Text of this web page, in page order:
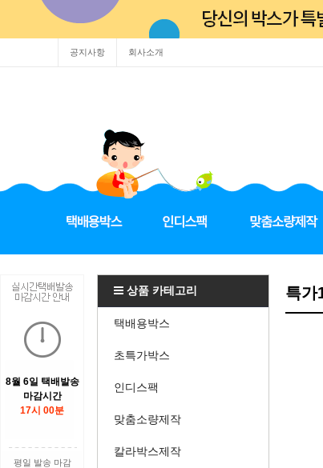
공지사항 회사소개
8월 6일 택배발송
마감시간
17시 00분
평일 발송 마감
상품 카테고리
택배용박스
초특가박스
인디스팩
맞춤소량제작
칼라박스제작
특가